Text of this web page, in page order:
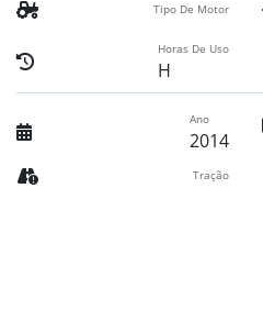
Tipo De Motor
Horas De Uso
H
Ano
2014
Tração